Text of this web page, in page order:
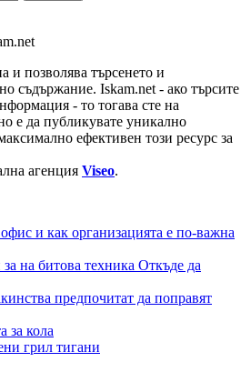
и позволява търсенето и
съдържание. Iskam.net - ако търсите
- то тогава сте на
е да публикувате уникално
ефективен този ресурс за
агенция Viseo.
и как организацията е по-важна
за на битова техника Откъде да
предпочитат да поправят
за кола
грил тигани